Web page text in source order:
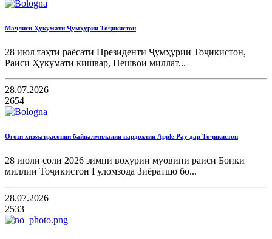
Маҷлиси Ҳукумати Ҷумҳурии Тоҷикистон
28 июл таҳти раёсати Президенти Ҷумҳурии Тоҷикистон,
Раиси Ҳукумати кишвар, Пешвои миллат...
28.07.2026
2654
Оғози хизматрасонии байналмилалии пардохтии Apple Pay дар Тоҷикистон
28 июли соли 2026 зимни вохӯрии муовини раиси Бонки
миллии Тоҷикистон Ғуломзода Зиёратшо бо...
28.07.2026
2533